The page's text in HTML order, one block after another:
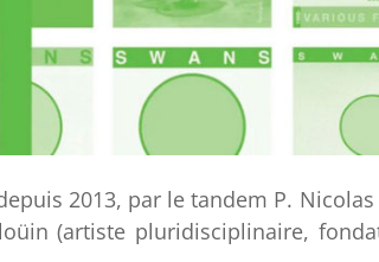
2013, par le tandem P. Nicolas
(artiste pluridisciplinaire,